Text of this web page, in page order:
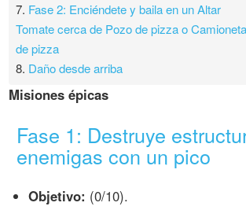
7. Fase 2: Enciéndete y baila en un Altar
Tomate cerca de Pozo de pizza o Camioneta
de pizza
8. Daño desde arriba
Misiones épicas
Fase 1: Destruye
enemigas con un pico
Objetivo: (0/10).